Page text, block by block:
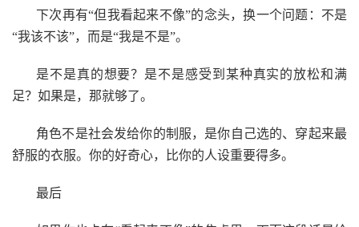
下次再有“但我看起来不像”的念头，换一个问题：不是
“我该不该”，而是“我是不是”。
是不是真的想要？是不是感受到某种真实的放松和满
足？如果是，那就够了。
角色不是社会发给你的制服，是你自己选的、穿起来最
舒服的衣服。你的好奇心，比你的人设重要得多。
最后